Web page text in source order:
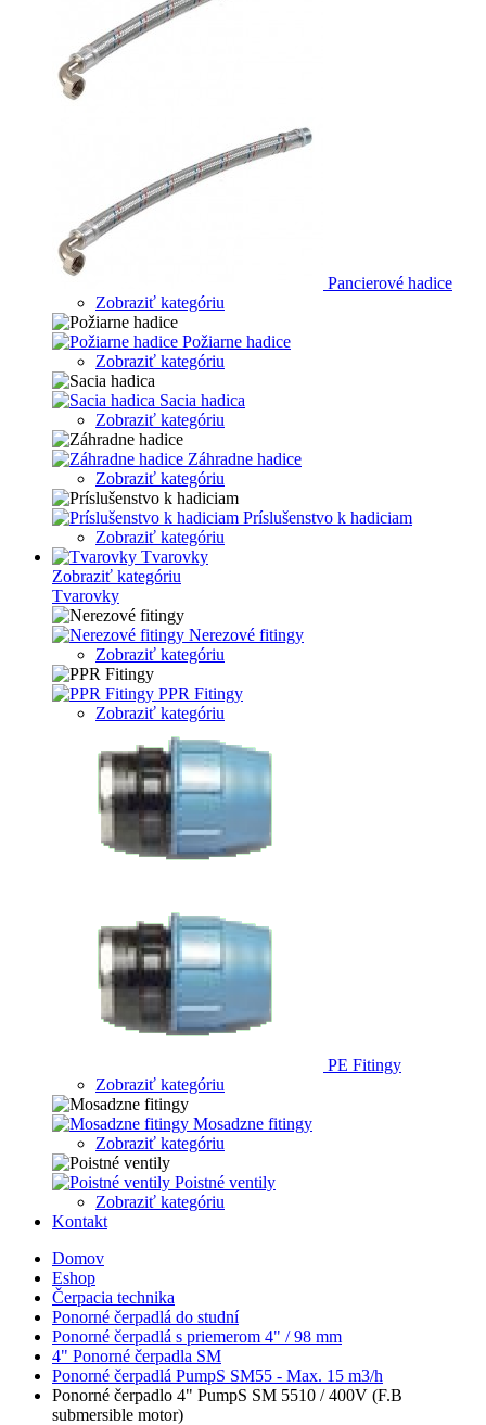
Pancierové hadice
Zobraziť kategóriu
Požiarne hadice
Zobraziť kategóriu
Sacia hadica
Zobraziť kategóriu
Záhradne hadice
Zobraziť kategóriu
Príslušenstvo k hadiciam
Zobraziť kategóriu
Tvarovky
Zobraziť kategóriu
Tvarovky
Nerezové fitingy
Zobraziť kategóriu
PPR Fitingy
Zobraziť kategóriu
PE Fitingy
Zobraziť kategóriu
Mosadzne fitingy
Zobraziť kategóriu
Poistné ventily
Zobraziť kategóriu
Kontakt
Domov
Eshop
Čerpacia technika
Ponorné čerpadlá do studní
Ponorné čerpadlá s priemerom 4" / 98 mm
4" Ponorné čerpadla SM
Ponorné čerpadlá PumpS SM55 - Max. 15 m3/h
Ponorné čerpadlo 4" PumpS SM 5510 / 400V (F.B
submersible motor)